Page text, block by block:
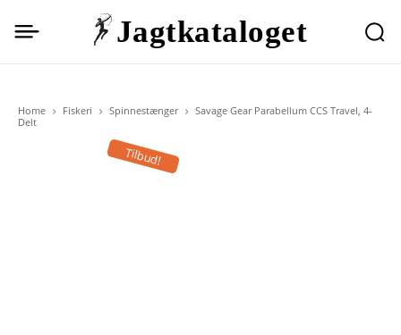
Jagtkataloget
Home Fiskeri Spinnestænger
Savage Gear Parabellum CCS Travel, 4-
Delt
Tilbud!